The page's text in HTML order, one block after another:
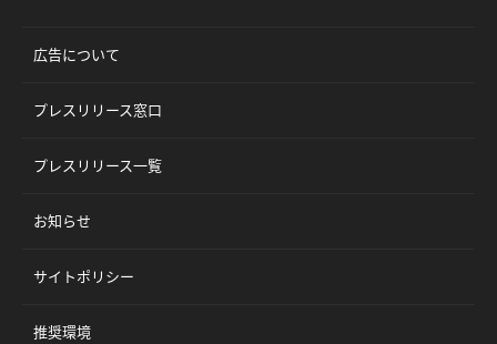
広告について
プレスリリース窓口
プレスリリース一覧
お知らせ
サイトポリシー
推奨環境